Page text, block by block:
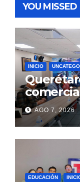
YOU MISSED
INICIO
AGO 7, 2026
EDUCACIÓN